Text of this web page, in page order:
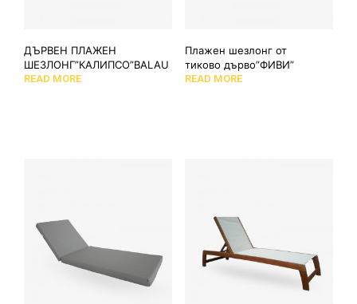
ДЪРВЕН ПЛАЖЕН
ШЕЗЛОНГ”КАЛИПСО”BALAU
READ MORE
Плажен шезлонг от
тиково дърво”ФИВИ”
READ MORE